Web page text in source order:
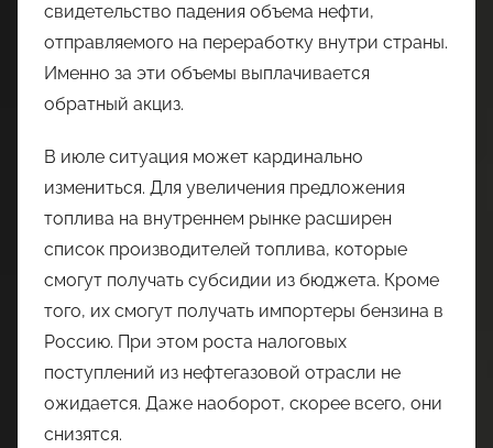
свидетельство падения объема нефти,
отправляемого на переработку внутри страны.
Именно за эти объемы выплачивается
обратный акциз.
В июле ситуация может кардинально
измениться. Для увеличения предложения
топлива на внутреннем рынке расширен
список производителей топлива, которые
смогут получать субсидии из бюджета. Кроме
того, их смогут получать импортеры бензина в
Россию. При этом роста налоговых
поступлений из нефтегазовой отрасли не
ожидается. Даже наоборот, скорее всего, они
снизятся.